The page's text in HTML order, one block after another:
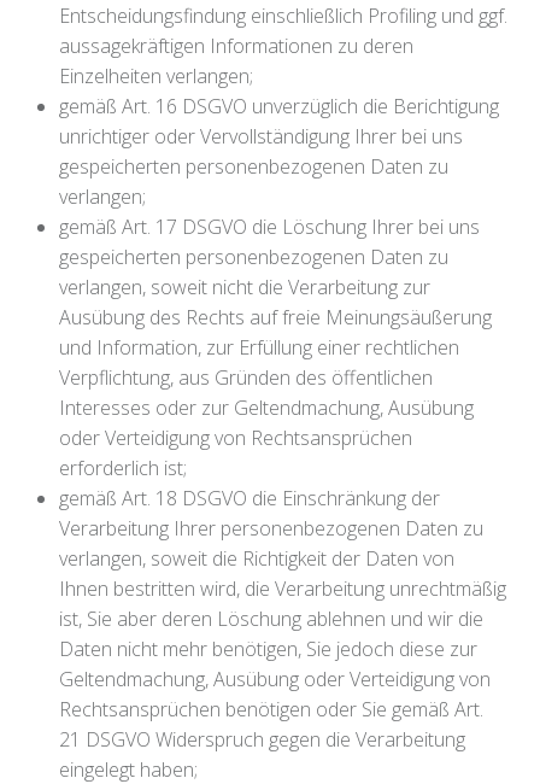
Entscheidungsfindung einschließlich Profiling und ggf.
aussagekräftigen Informationen zu deren
Einzelheiten verlangen;
gemäß Art. 16 DSGVO unverzüglich die Berichtigung
unrichtiger oder Vervollständigung Ihrer bei uns
gespeicherten personenbezogenen Daten zu
verlangen;
gemäß Art. 17 DSGVO die Löschung Ihrer bei uns
gespeicherten personenbezogenen Daten zu
verlangen, soweit nicht die Verarbeitung zur
Ausübung des Rechts auf freie Meinungsäußerung
und Information, zur Erfüllung einer rechtlichen
Verpflichtung, aus Gründen des öffentlichen
Interesses oder zur Geltendmachung, Ausübung
oder Verteidigung von Rechtsansprüchen
erforderlich ist;
gemäß Art. 18 DSGVO die Einschränkung der
Verarbeitung Ihrer personenbezogenen Daten zu
verlangen, soweit die Richtigkeit der Daten von
Ihnen bestritten wird, die Verarbeitung unrechtmäßig
ist, Sie aber deren Löschung ablehnen und wir die
Daten nicht mehr benötigen, Sie jedoch diese zur
Geltendmachung, Ausübung oder Verteidigung von
Rechtsansprüchen benötigen oder Sie gemäß Art.
21 DSGVO Widerspruch gegen die Verarbeitung
eingelegt haben;